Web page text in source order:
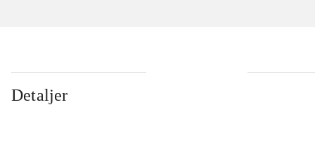
Detaljer